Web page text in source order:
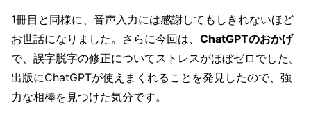
1冊目と同様に、音声入力には感謝してもしきれないほど
お世話になりました。さらに今回は、 ChatGPTのおかげ
で、誤字脱字の修正についてストレスがほぼゼロでした。
出版にChatGPTが使えまくれることを発見したので、強
力な相棒を見つけた気分です。